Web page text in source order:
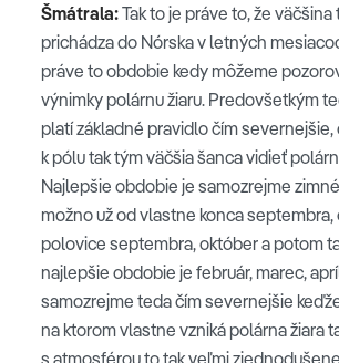
Šmátrala:Tak to je práve to, že
prichádza do Nórska v letných
práve to obdobie kedy môžeme
výnimky polárnu žiaru. Predovšetkým
platí základné pravidlo čím
k pólu tak tým väčšia šanca vidieť
Najlepšie obdobie je samozrejme
možno už od vlastne konca septembra,
polovice septembra, október a potom
najlepšie obdobie je február, marec,
samozrejme teda čím severnejšie
na ktorom vlastne vzniká polárna žiara
s atmosférou to tak veľmi